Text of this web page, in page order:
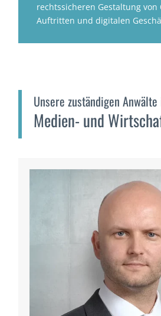
rechtssicheren Gestaltung von
Auftritten und digitalen
Unsere zuständigen
Medien- und